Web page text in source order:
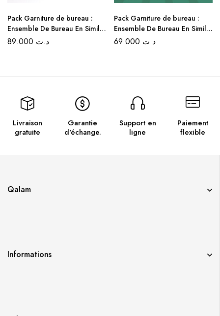
Pack Garniture de bureau :
Ensemble De Bureau En Simili
cuir 5 Pièces – Couleur Gris
د.ت
Pack Garniture de bureau :
Ensemble De Bureau En Simili
Cuir 5 Pièces – Couleur Noir
د.ت
Livraison
gratuite
Garantie
d'échange.
Support en
ligne
Paiement
flexible
Qalam
Informations